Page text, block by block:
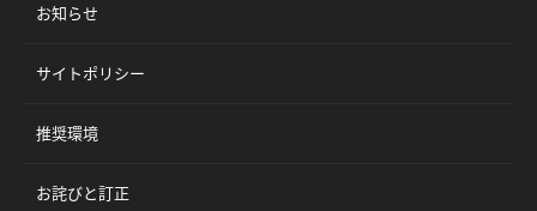
お知らせ
サイトポリシー
推奨環境
お詫びと訂正